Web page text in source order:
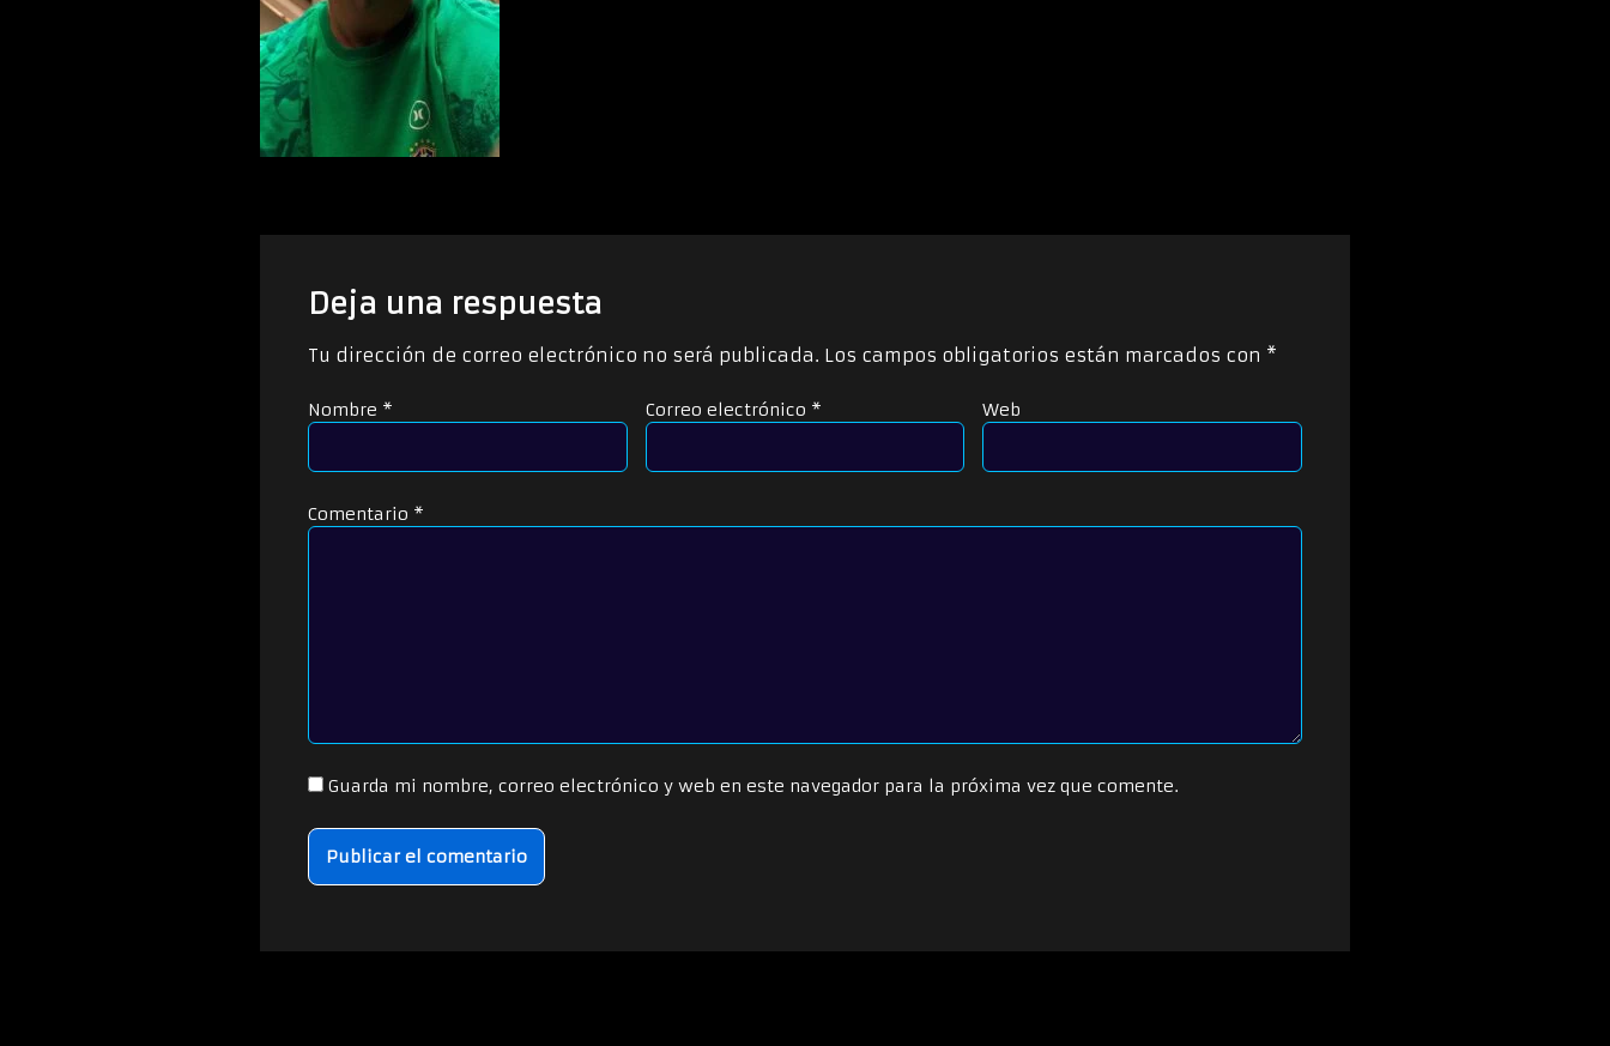
Deja una respuesta
Tu dirección de correo electrónico no será publicada. Los campos obligatorios están marcados con *
Nombre * Correo electrónico * Web
Comentario *
Guarda mi nombre, correo electrónico y web en este navegador para la próxima vez que comente.